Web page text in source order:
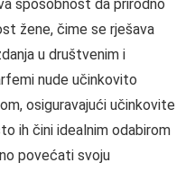
sposobnost da prirodno
žene, čime se rješava
u društvenim i
nude učinkovito
osiguravajući učinkovite
ih čini idealnim odabirom
povećati svoju